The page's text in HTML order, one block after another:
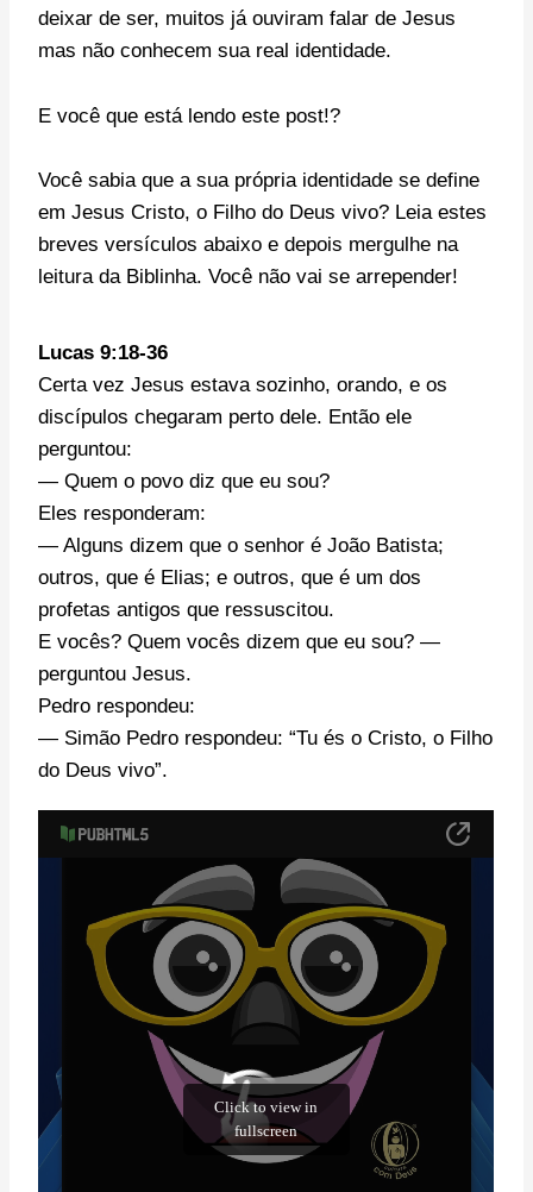
deixar de ser, muitos já ouviram falar de Jesus
mas não conhecem sua real identidade.
E você que está lendo este post!?
Você sabia que a sua própria identidade se define
em Jesus Cristo, o Filho do Deus vivo? Leia estes
breves versículos abaixo e depois mergulhe na
leitura da Biblinha. Você não vai se arrepender!
Lucas 9:18-36
Certa vez Jesus estava sozinho, orando, e os
discípulos chegaram perto dele. Então ele
perguntou:
— Quem o povo diz que eu sou?
Eles responderam:
— Alguns dizem que o senhor é João Batista;
outros, que é Elias; e outros, que é um dos
profetas antigos que ressuscitou.
E vocês? Quem vocês dizem que eu sou? —
perguntou Jesus.
Pedro respondeu:
— Simão Pedro respondeu: “Tu és o Cristo, o Filho
do Deus vivo”.